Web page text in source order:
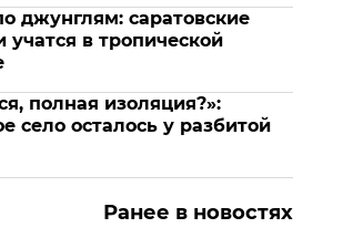
джунглям: саратовские
в тропической
полная изоляция?»:
село осталось у разбитой
Ранее в новостях